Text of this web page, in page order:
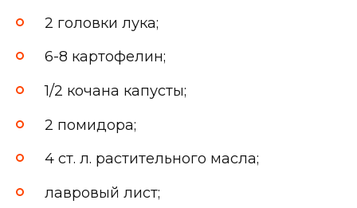
2 головки лука;
6-8 картофелин;
1/2 кочана капусты;
2 помидора;
4 ст. л. растительного масла;
лавровый лист;